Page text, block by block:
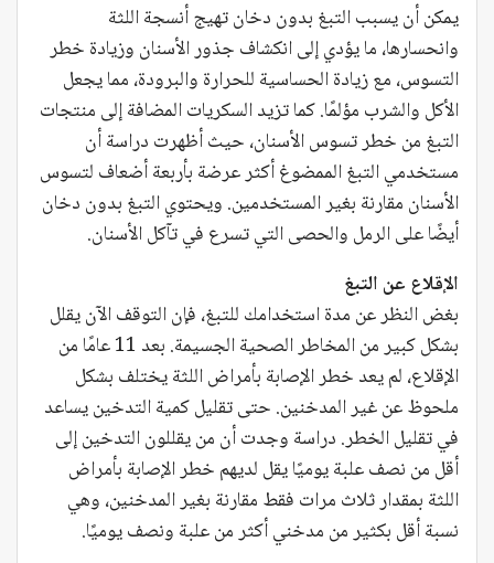
يمكن أن يسبب التبغ بدون دخان تهيج أنسجة اللثة
وانحسارها، ما يؤدي إلى انكشاف جذور الأسنان وزيادة خطر
التسوس، مع زيادة الحساسية للحرارة والبرودة، مما يجعل
الأكل والشرب مؤلمًا. كما تزيد السكريات المضافة إلى منتجات
التبغ من خطر تسوس الأسنان، حيث أظهرت دراسة أن
مستخدمي التبغ الممضوغ أكثر عرضة بأربعة أضعاف لتسوس
الأسنان مقارنة بغير المستخدمين. ويحتوي التبغ بدون دخان
أيضًا على الرمل والحصى التي تسرع في تآكل الأسنان.
الإقلاع عن التبغ
بغض النظر عن مدة استخدامك للتبغ، فإن التوقف الآن يقلل
بشكل كبير من المخاطر الصحية الجسيمة. بعد 11 عامًا من
الإقلاع، لم يعد خطر الإصابة بأمراض اللثة يختلف بشكل
ملحوظ عن غير المدخنين. حتى تقليل كمية التدخين يساعد
في تقليل الخطر. دراسة وجدت أن من يقللون التدخين إلى
أقل من نصف علبة يوميًا يقل لديهم خطر الإصابة بأمراض
اللثة بمقدار ثلاث مرات فقط مقارنة بغير المدخنين، وهي
نسبة أقل بكثير من مدخني أكثر من علبة ونصف يوميًا.